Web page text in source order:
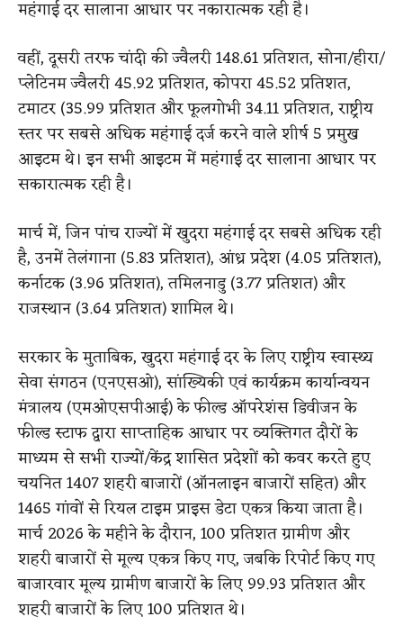
महंगाई दर सालाना आधार पर नकारात्मक रही है।
वहीं, दूसरी तरफ चांदी की ज्वैलरी 148.61 प्रतिशत, सोना/हीरा/
प्लेटिनम ज्वैलरी 45.92 प्रतिशत, कोपरा 45.52 प्रतिशत,
टमाटर (35.99 प्रतिशत और फूलगोभी 34.11 प्रतिशत, राष्ट्रीय
स्तर पर सबसे अधिक महंगाई दर्ज करने वाले शीर्ष 5 प्रमुख
आइटम थे। इन सभी आइटम में महंगाई दर सालाना आधार पर
सकारात्मक रही है।
मार्च में, जिन पांच राज्यों में खुदरा महंगाई दर सबसे अधिक रही
है, उनमें तेलंगाना (5.83 प्रतिशत), आंध्र प्रदेश (4.05 प्रतिशत),
कर्नाटक (3.96 प्रतिशत), तमिलनाडु (3.77 प्रतिशत) और
राजस्थान (3.64 प्रतिशत) शामिल थे।
सरकार के मुताबिक, खुदरा महंगाई दर के लिए राष्ट्रीय स्वास्थ्य
सेवा संगठन (एनएसओ), सांख्यिकी एवं कार्यक्रम कार्यान्वयन
मंत्रालय (एमओएसपीआई) के फील्ड ऑपरेशंस डिवीजन के
फील्ड स्टाफ द्वारा साप्ताहिक आधार पर व्यक्तिगत दौरों के
माध्यम से सभी राज्यों/केंद्र शासित प्रदेशों को कवर करते हुए
चयनित 1407 शहरी बाजारों (ऑनलाइन बाजारों सहित) और
1465 गांवों से रियल टाइम प्राइस डेटा एकत्र किया जाता है।
मार्च 2026 के महीने के दौरान, 100 प्रतिशत ग्रामीण और
शहरी बाजारों से मूल्य एकत्र किए गए, जबकि रिपोर्ट किए गए
बाजारवार मूल्य ग्रामीण बाजारों के लिए 99.93 प्रतिशत और
शहरी बाजारों के लिए 100 प्रतिशत थे।